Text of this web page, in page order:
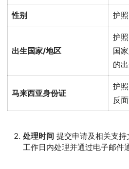
性别 护照
出生国家/地区
护
国
的
马来西亚身份证
护
反
处理时间 提交申请及相关支
工作日内处理并通过电子邮件